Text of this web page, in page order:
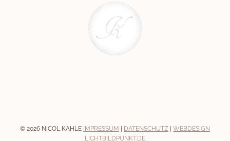
© 2026 NICOL KAHLE IMPRESSUM DATENSCHUTZ
WEBDESIGN
LICHTBILDPUNKT.DE